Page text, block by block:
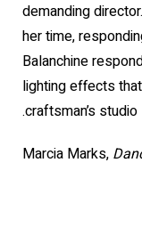
demanding
her time,
Balanchine
lighting effects
craftsman’s studio.
Marcia Marks,